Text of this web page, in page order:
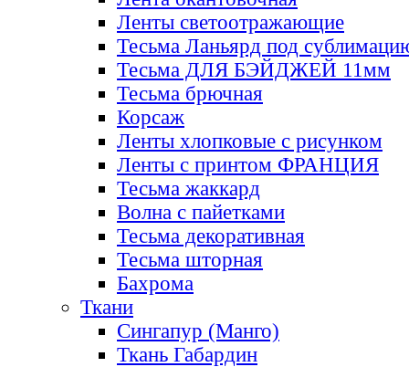
Ленты светоотражающие
Тесьма Ланьярд под
Тесьма ДЛЯ БЭЙДЖЕЙ 11мм
Тесьма брючная
Корсаж
Ленты хлопковые с рисунком
Ленты с принтом ФРАНЦИЯ
Тесьма жаккард
Волна с пайетками
Тесьма декоративная
Тесьма шторная
Бахрома
Ткани
Сингапур (Манго)
Ткань Габардин